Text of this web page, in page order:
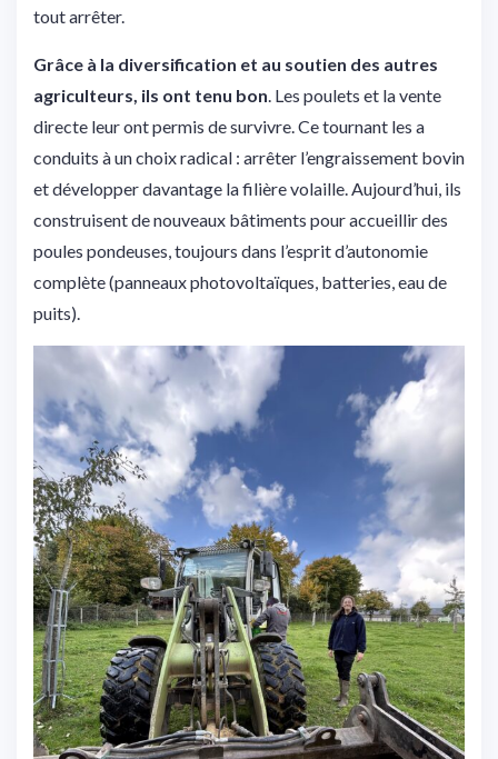
tout arrêter.
Grâce à la diversification et au soutien des autres
agriculteurs, ils ont tenu bon. Les poulets et la vente
directe leur ont permis de survivre. Ce tournant les a
conduits à un choix radical : arrêter l’engraissement bovin
et développer davantage la filière volaille. Aujourd’hui, ils
construisent de nouveaux bâtiments pour accueillir des
poules pondeuses, toujours dans l’esprit d’autonomie
complète (panneaux photovoltaïques, batteries, eau de
puits).